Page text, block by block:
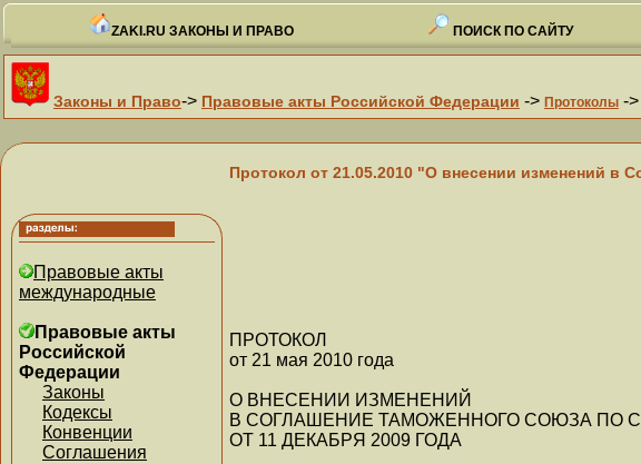
ZAKI.RU ЗАКОНЫ И ПРАВО ПОИСК ПО САЙТУ
Законы и Право-> Правовые акты Российской Федерации -> Протоколы ->
Правовые акты
международные
Правовые акты
Российской
Федерации
Законы
Кодексы
Конвенции
Соглашения
Протокол от 21.05.2010 "О внесении изменений в
ПРОТОКОЛ
от 21 мая 2010 года
О ВНЕСЕНИИ ИЗМЕНЕНИЙ
В СОГЛАШЕНИЕ ТАМОЖЕННОГО СОЮЗА ПО
ОТ 11 ДЕКАБРЯ 2009 ГОДА